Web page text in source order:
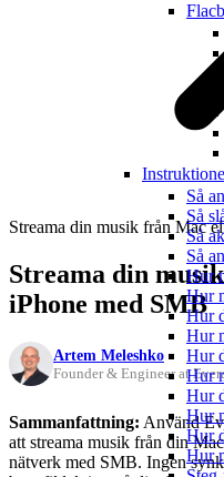
Så
Så
Så
Så
Hur
Hur
Hur
Hur
Hur
Hur
Hur
Hur
Hur
Hur
Streama din musik från Mac
Streama din
iPhone med SMB
Artem Meleshko
Founder & Engineer at
Sammanfattning: Använd
att streama musik från din
nätverk med SMB. Ingen